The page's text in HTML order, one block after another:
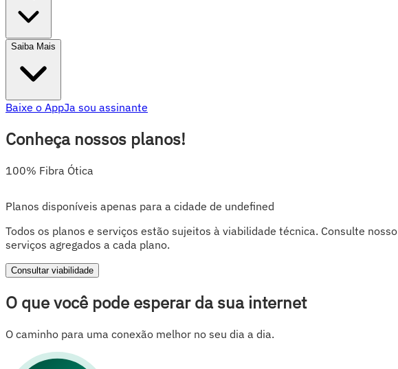
Saiba Mais
Baixe o AppJa sou assinante
Conheça nossos planos!
100% Fibra Ótica
Planos disponíveis apenas para a cidade de undefined
Todos os planos e serviços estão sujeitos à viabilidade técnica. Consulte nosso
serviços agregados a cada plano.
Consultar viabilidade
O que você pode esperar da sua internet
O caminho para uma conexão melhor no seu dia a dia.